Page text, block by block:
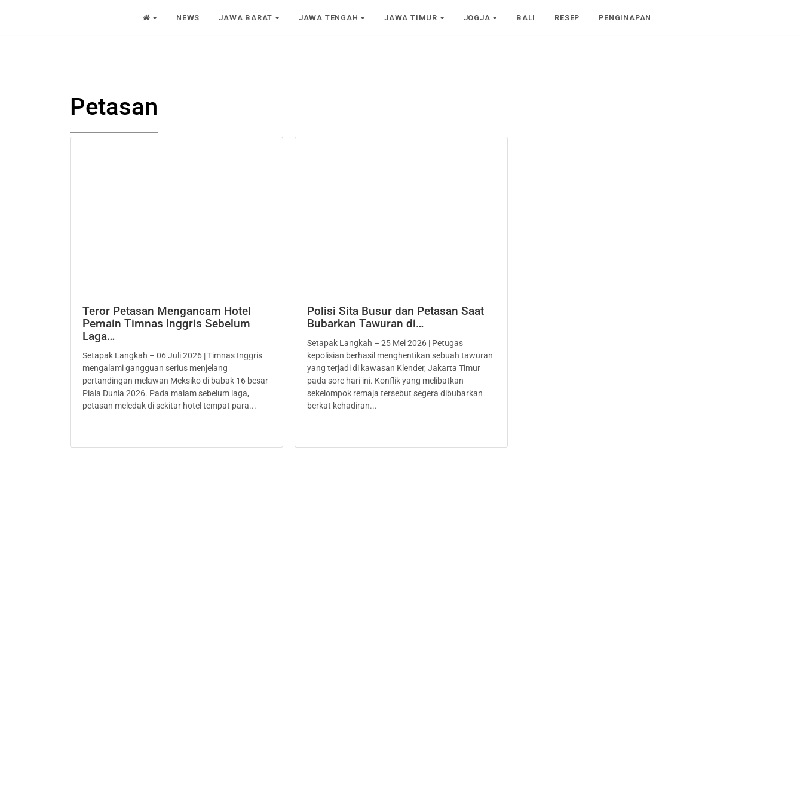
NEWS JAWA BARAT JAWA TENGAH JAWA TIMUR JOGJA BALI RESEP PENGINAPAN
Petasan
Teror Petasan Mengancam Hotel
Pemain Timnas Inggris Sebelum
Laga…
Setapak Langkah – 06 Juli 2026 | Timnas Inggris
mengalami gangguan serius menjelang
pertandingan melawan Meksiko di babak 16 besar
Piala Dunia 2026. Pada malam sebelum laga,
petasan meledak di sekitar hotel tempat para...
Polisi Sita Busur dan Petasan Saat
Bubarkan Tawuran di…
Setapak Langkah – 25 Mei 2026 | Petugas
kepolisian berhasil menghentikan sebuah tawuran
yang terjadi di kawasan Klender, Jakarta Timur
pada sore hari ini. Konflik yang melibatkan
sekelompok remaja tersebut segera dibubarkan
berkat kehadiran...